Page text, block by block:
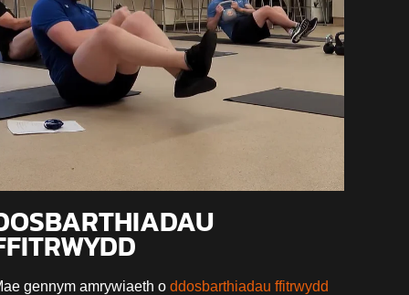
gennym amrywiaeth o ddosbarthiadau ffitrwydd